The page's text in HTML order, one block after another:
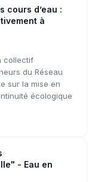
cours d’eau :
à
collectif
du Réseau
sur la mise en
écologique
- Eau en